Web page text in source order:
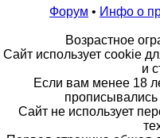
Форум • Инфо о
Возрастное
Сайт использует cookie
и
Если вам менее 18
прописывались
Сайт не использует